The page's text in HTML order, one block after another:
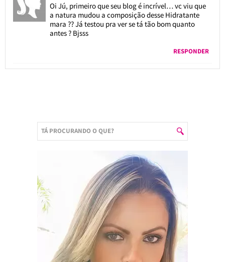
Oi Jú, primeiro que seu blog é incrível… vc viu que
a natura mudou a composição desse Hidratante
mara ?? Já testou pra ver se tá tão bom quanto
antes ? Bjsss
RESPONDER